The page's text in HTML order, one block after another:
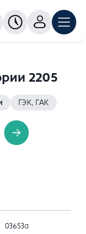
2205
ГЭК, ГАК
03653а